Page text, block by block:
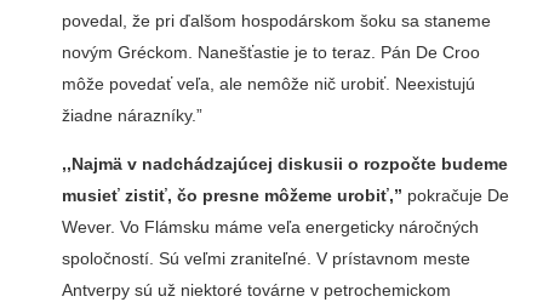
povedal, že pri ďalšom hospodárskom šoku sa staneme
novým Gréckom. Nanešťastie je to teraz. Pán De Croo
môže povedať veľa, ale nemôže nič urobiť. Neexistujú
žiadne nárazníky.”
,,Najmä v nadchádzajúcej diskusii o rozpočte budeme
musieť zistiť, čo presne môžeme urobiť,” pokračuje De
Wever. Vo Flámsku máme veľa energeticky náročných
spoločností. Sú veľmi zraniteľné. V prístavnom meste
Antverpy sú už niektoré továrne v petrochemickom